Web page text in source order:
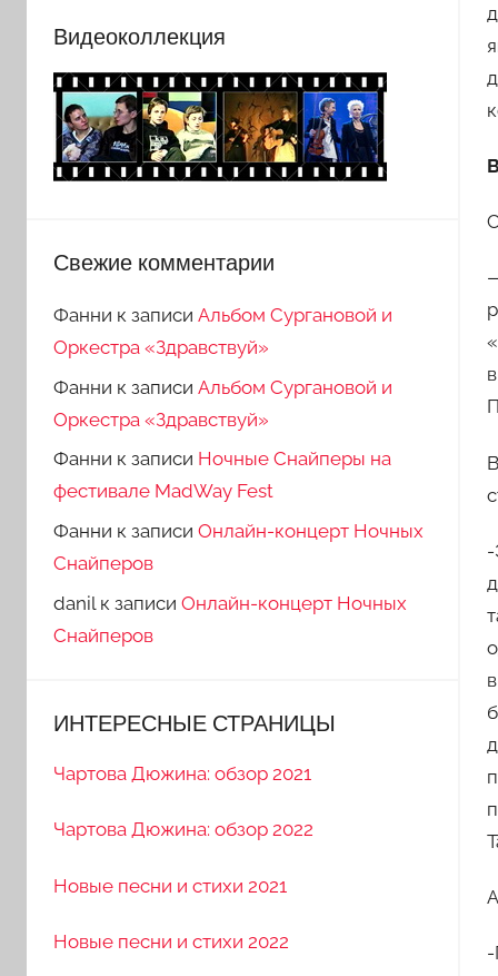
-
-
Видеоколлекция
Свежие комментарии
Фанни к записи Альбом Сургановой и
Оркестра «Здравствуй»
Фанни к записи Альбом Сургановой и
Оркестра «Здравствуй»
Фанни к записи Ночные Снайперы на
фестивале MadWay Fest
Фанни к записи Онлайн-концерт Ночных
Снайперов
danilк записи Онлайн-концерт Ночных
Снайперов
ИНТЕРЕСНЫЕ СТРАНИЦЫ
Чартова Дюжина: обзор 2021
Чартова Дюжина: обзор 2022
Новые песни и стихи 2021
Новые песни и стихи 2022